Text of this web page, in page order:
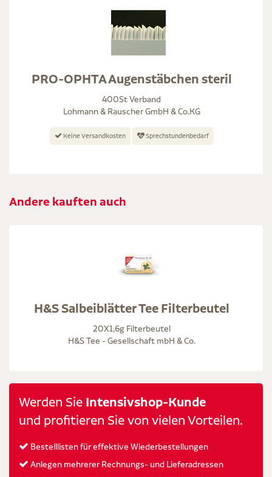
PRO-OPHTA Augenstäbchen steril
400St Verband
Lohmann & Rauscher GmbH & Co.KG
Keine Versandkosten Sprechstundenbedarf
Andere kauften auch
H&S Salbeiblätter Tee Filterbeutel
20X1,6g Filterbeutel
H&S Tee - Gesellschaft mbH & Co.
Werden Sie Intensivshop-Kunde
und profitieren Sie von vielen Vorteilen.
Bestelllisten für effektive Wiederbestellungen
Anlegen mehrerer Rechnungs- und Lieferadressen